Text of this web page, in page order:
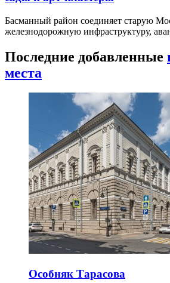
Басманный район соединяет старую
железнодорожную инфраструктуру,
Последние добавленные
места
Особняк Тарасова